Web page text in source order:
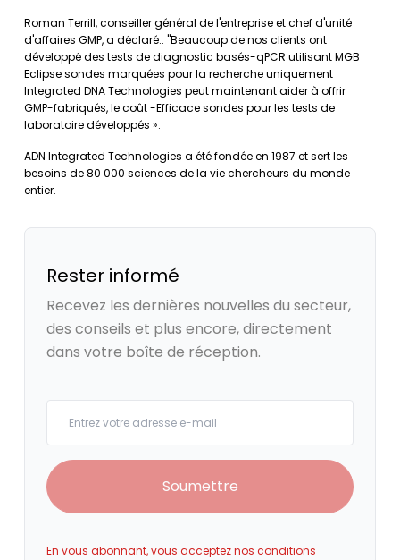
Roman Terrill, conseiller général de l'entreprise et chef d'unité
d'affaires GMP, a déclaré:. "Beaucoup de nos clients ont
développé des tests de diagnostic basés-qPCR utilisant MGB
Eclipse sondes marquées pour la recherche uniquement
Integrated DNA Technologies peut maintenant aider à offrir
GMP-fabriqués, le coût -Efficace sondes pour les tests de
laboratoire développés ».
ADN Integrated Technologies a été fondée en 1987 et sert les
besoins de 80 000 sciences de la vie chercheurs du monde
entier.
Rester informé
Recevez les dernières nouvelles du secteur,
des conseils et plus encore, directement
dans votre boîte de réception.
Soumettre
En vous abonnant, vous acceptez nos conditions